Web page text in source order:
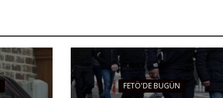
FETÖ'DE BUGÜN